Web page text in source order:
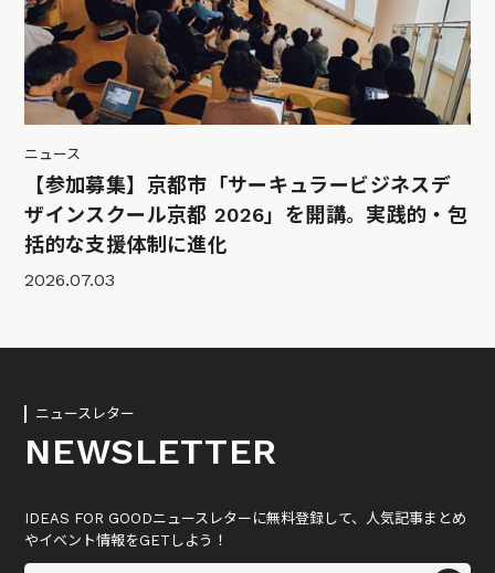
ニュース
【参加募集】京都市「サーキュラービジネスデ
ザインスクール京都 2026」を開講。実践的・包
括的な支援体制に進化
2026.07.03
ニュースレター
NEWSLETTER
IDEAS FOR GOODニュースレターに無料登録して、人気記事まとめ
やイベント情報をGETしよう！